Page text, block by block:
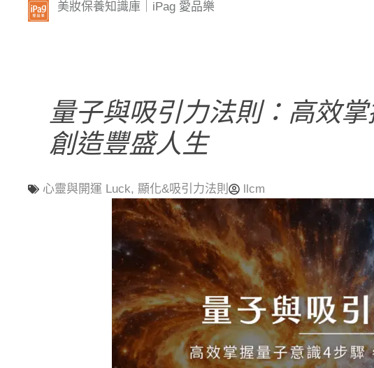
美妝保養知識庫｜iPag 愛品樂
量子與吸引力法則：高效
創造豐盛人生
心靈與開運 Luck, 顯化&吸引力法則 llcm